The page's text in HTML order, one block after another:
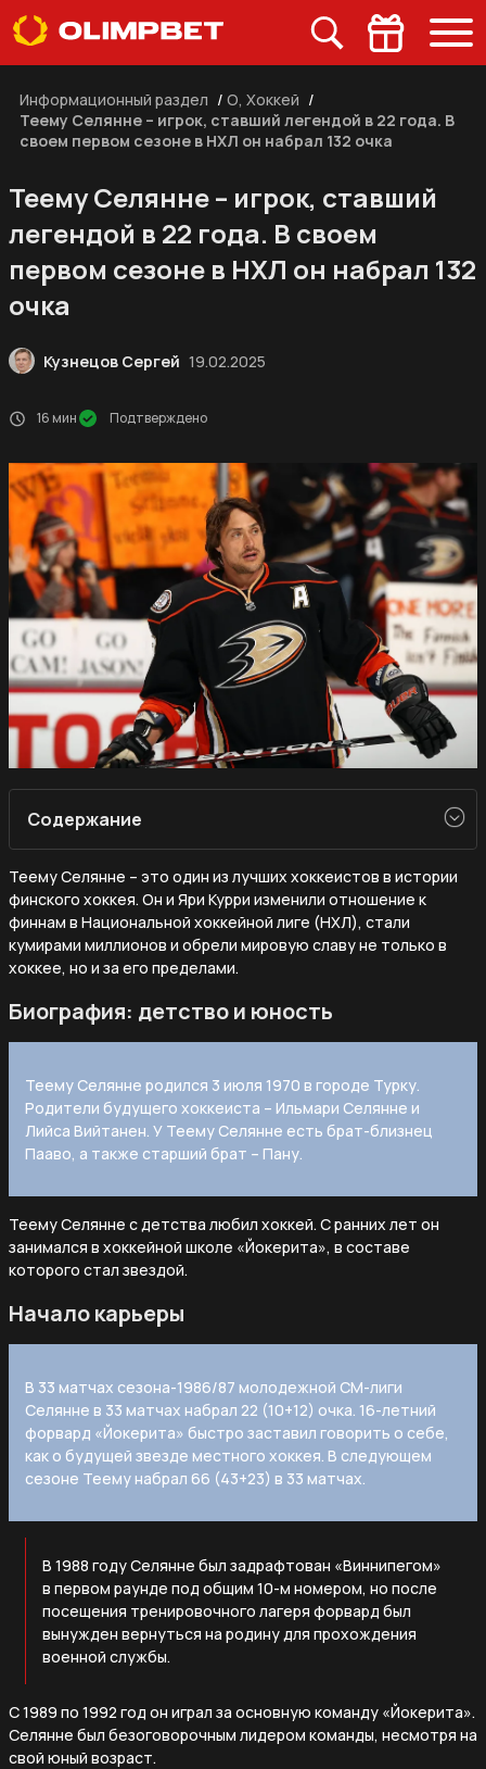
Информационный раздел / О, Хоккей /
Теему Селянне – игрок, ставший легендой в 22 года. В
своем первом сезоне в НХЛ он набрал 132 очка
Теему Селянне – игрок, ставший
легендой в 22 года. В своем
первом сезоне в НХЛ он набрал 132
очка
Кузнецов Сергей 19.02.2025
16 мин Подтверждено
Содержание
Теему Селянне – это один из лучших хоккеистов в истории
финского хоккея. Он и Яри Курри изменили отношение к
финнам в Национальной хоккейной лиге (НХЛ), стали
кумирами миллионов и обрели мировую славу не только в
хоккее, но и за его пределами.
Биография: детство и юность
Теему Селянне родился 3 июля 1970 в городе Турку.
Родители будущего хоккеиста – Ильмари Селянне и
Лийса Вийтанен. У Теему Селянне есть брат-близнец
Пааво, а также старший брат – Пану.
Теему Селянне с детства любил хоккей. С ранних лет он
занимался в хоккейной школе «Йокерита», в составе
которого стал звездой.
Начало карьеры
В 33 матчах сезона-1986/87 молодежной СМ-лиги
Селянне в 33 матчах набрал 22 (10+12) очка. 16-летний
форвард «Йокерита» быстро заставил говорить о себе,
как о будущей звезде местного хоккея. В следующем
сезоне Теему набрал 66 (43+23) в 33 матчах.
В 1988 году Селянне был задрафтован «Виннипегом»
в первом раунде под общим 10-м номером, но после
посещения тренировочного лагеря форвард был
вынужден вернуться на родину для прохождения
военной службы.
С 1989 по 1992 год он играл за основную команду «Йокерита».
Селянне был безоговорочным лидером команды, несмотря на
свой юный возраст.